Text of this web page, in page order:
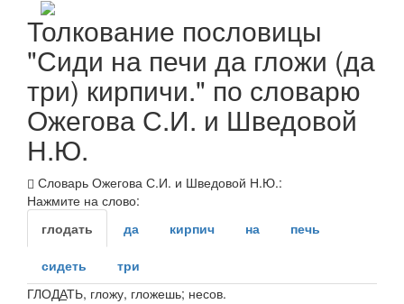
Толкование пословицы
"Сиди на печи да гложи (да
три) кирпичи." по словарю
Ожегова С.И. и Шведовой
Н.Ю.
Словарь Ожегова С.И. и Шведовой Н.Ю.:
Нажмите на слово:
глодать
да кирпич на печь
сидеть
три
ГЛОДАТЬ, гложу, гложешь; несов.